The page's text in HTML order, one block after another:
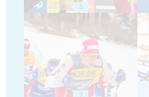
5
7